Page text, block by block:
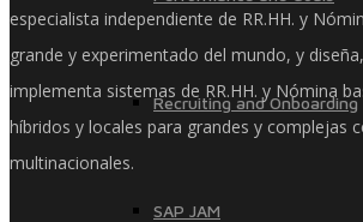
Recruiting and Onboarding
SAP JAM
especialista independiente de RR.HH. y
grande y experimentado del mundo, y
implementa sistemas de RR.HH. y Nómina
híbridos y locales para grandes y complejas
multinacionales.